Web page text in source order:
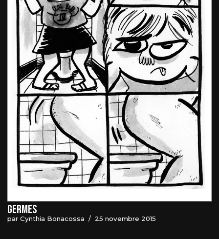
Germes
par Cynthia Bonacossa 25 novembre 2015